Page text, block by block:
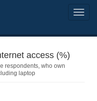
access (%)
respondents, who own
laptop